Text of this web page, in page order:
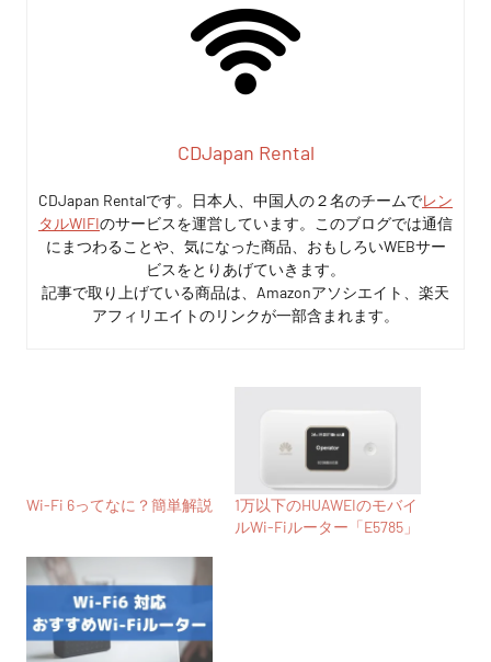
CDJapan Rental
CDJapan Rentalです。日本人、中国人の２名のチームでレン
タルWIFIのサービスを運営しています。このブログでは通信
にまつわることや、気になった商品、おもしろいWEBサー
ビスをとりあげていきます。
記事で取り上げている商品は、Amazonアソシエイト、楽天
アフィリエイトのリンクが一部含まれます。
Wi-Fi 6ってなに？簡単解説
1万以下のHUAWEIのモバイ
ルWi-Fiルーター「E5785」